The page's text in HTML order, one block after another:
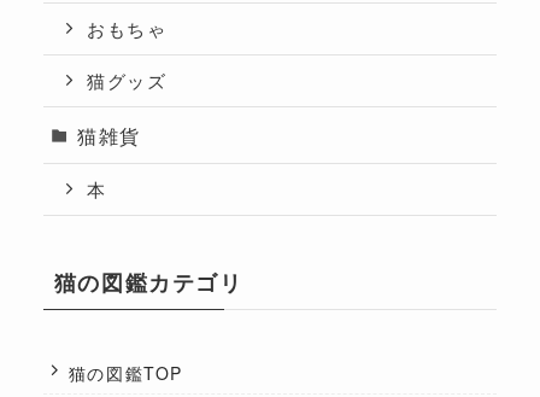
おもちゃ
猫グッズ
猫雑貨
本
猫の図鑑カテゴリ
猫の図鑑TOP